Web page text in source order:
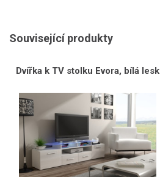
Související produkty
Dvířka k TV stolku Evora, bílá lesk